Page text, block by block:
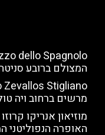
המצולם ברובע
מרשים ברחוב ויה
מוזיאון אנריקו
האופרה הנפוליטני